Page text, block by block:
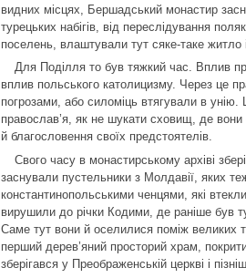
видних місцях, Бершадський монастир
турецьких набігів, від переслідування
поселень, влаштували тут сяке-таке житло
Для Поділля то був тяжкий час. Вплив
вплив польського католицизму. Через це
погрозами, або силоміць втягували в
православ’я, як не шукати сховищ, де
й благословення своїх предстоятелів.
Свого часу в монастирському архіві
заснували пустельники з Молдавії, яких
константинопольськими ченцями, які
вирушили до річки Кодими, де раніше був
Саме тут вони й оселилися поміж великих
перший дерев’яний просторий храм,
зберігався у Преображенській церкві і